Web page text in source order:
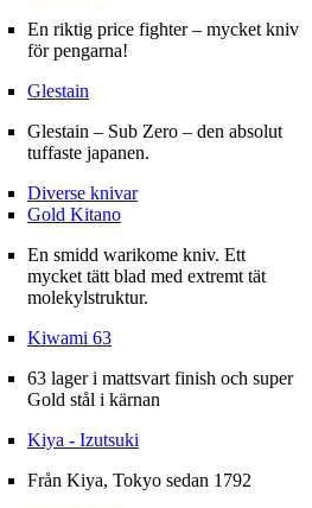
En riktig price fighter – mycket kniv
för pengarna!
Glestain
Glestain – Sub Zero – den absolut
tuffaste japanen.
Diverse knivar
Gold Kitano
En smidd warikome kniv. Ett
mycket tätt blad med extremt tät
molekylstruktur.
Kiwami 63
63 lager i mattsvart finish och super
Gold stål i kärnan
Kiya - Izutsuki
Från Kiya, Tokyo sedan 1792